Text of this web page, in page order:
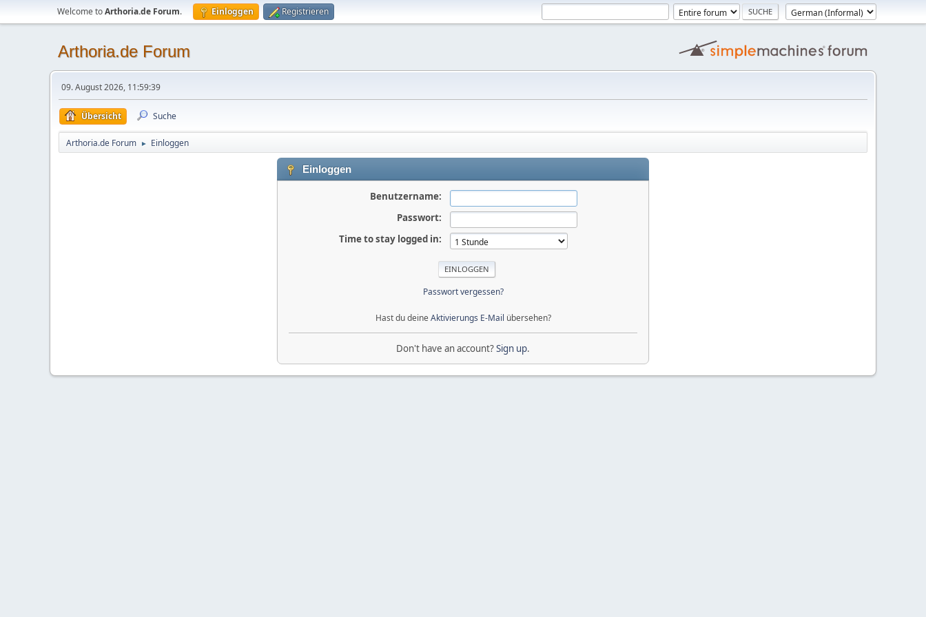
Welcome toArthoria.de Forum. Einloggen Registrieren
Arthoria.de Forum
09. August 2026, 11:59:39
Übersicht Suche
Arthoria.de Forum ► Einloggen
Einloggen
Benutzername:
Passwort:
Time to stay logged in:
Passwort vergessen?
Hast du deine Aktivierungs E-Mail übersehen?
Don't have an account?Sign up.